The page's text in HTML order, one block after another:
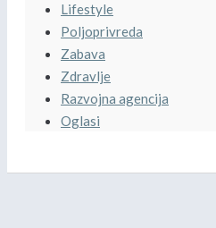
Lifestyle
Poljoprivreda
Zabava
Zdravlje
Razvojna agencija
Oglasi